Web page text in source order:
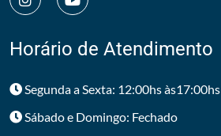
Horário de Atendimento
Segunda a Sexta: 12:00hs às17:00hs
Sábado e Domingo: Fechado